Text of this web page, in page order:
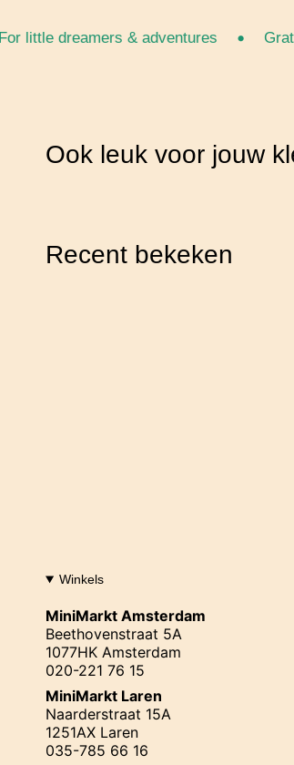
dreamers & adventures • Gratis
Ook leuk voor jouw
Recent bekeken
Winkels
MiniMarkt Amsterdam
Beethovenstraat 5A
1077HK Amsterdam
020-221 76 15
MiniMarkt Laren
Naarderstraat 15A
1251AX Laren
035-785 66 16